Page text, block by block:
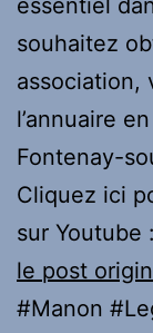
souhaitez
association,
l’annuaire
Fontenay-
Cliquez ici
sur Youtube :
le post
#Manon